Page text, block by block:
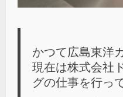
かつて広島東洋
現在は株式会社
グの仕事を行っ